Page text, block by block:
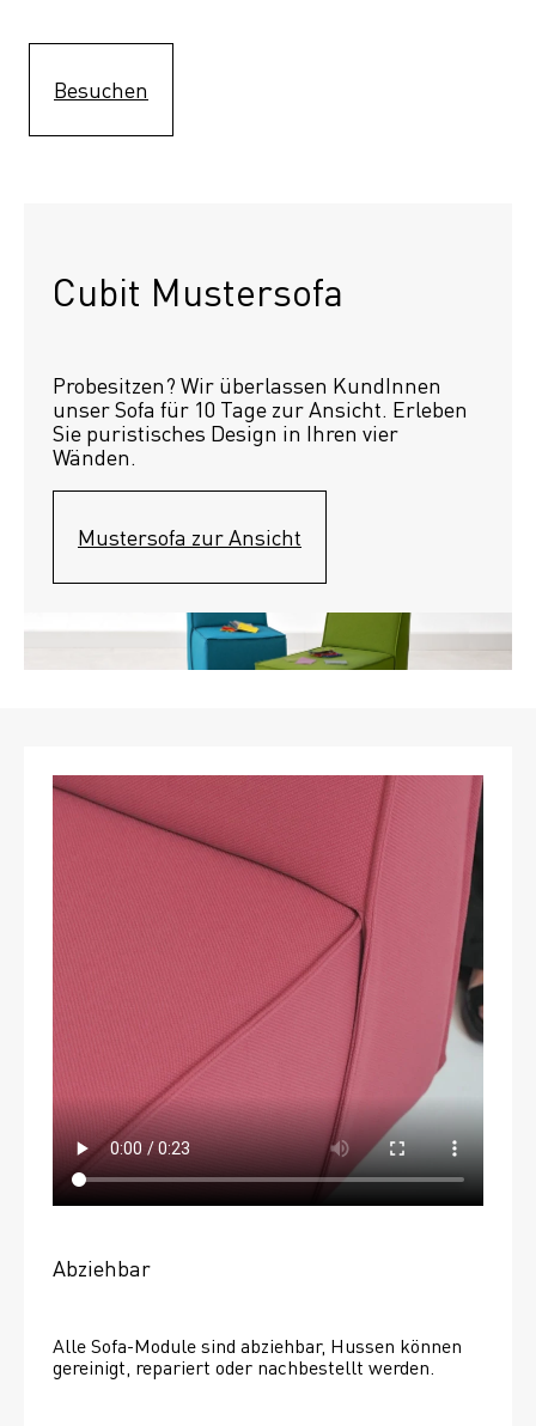
Besuchen
Cubit Mustersofa
Probesitzen? Wir überlassen KundInnen
unser Sofa für 10 Tage zur Ansicht. Erleben
Sie puristisches Design in Ihren vier
Wänden.
Mustersofa zur Ansicht
Abziehbar
Alle Sofa-Module sind abziehbar, Hussen können
gereinigt, repariert oder nachbestellt werden.